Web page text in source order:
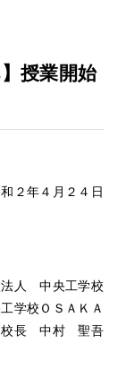
授業開始
２年４月２４日
法人 中央工学校
学校ＯＳＡＫＡ
校長 中村 聖吾